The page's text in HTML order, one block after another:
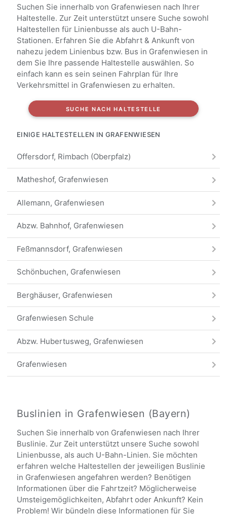
Suchen Sie innerhalb von Grafenwiesen nach Ihrer
Haltestelle. Zur Zeit unterstützt unsere Suche sowohl
Haltestellen für Linienbusse als auch U-Bahn-
Stationen. Erfahren Sie die Abfahrt & Ankunft von
nahezu jedem Linienbus bzw. Bus in Grafenwiesen in
dem Sie Ihre passende Haltestelle auswählen. So
einfach kann es sein seinen Fahrplan für Ihre
Verkehrsmittel in Grafenwiesen zu erhalten.
SUCHE NACH HALTESTELLE
EINIGE HALTESTELLEN IN GRAFENWIESEN
Offersdorf, Rimbach (Oberpfalz)
Matheshof, Grafenwiesen
Allemann, Grafenwiesen
Abzw. Bahnhof, Grafenwiesen
Feßmannsdorf, Grafenwiesen
Schönbuchen, Grafenwiesen
Berghäuser, Grafenwiesen
Grafenwiesen Schule
Abzw. Hubertusweg, Grafenwiesen
Grafenwiesen
Zellerthal
Alle Haltestellen
Buslinien in Grafenwiesen (Bayern)
Suchen Sie innerhalb von Grafenwiesen nach Ihrer
Buslinie. Zur Zeit unterstützt unsere Suche sowohl
Linienbusse, als auch U-Bahn-Linien. Sie möchten
erfahren welche Haltestellen der jeweiligen Buslinie
in Grafenwiesen angefahren werden? Benötigen
Informationen über die Fahrtzeit? Möglicherweise
Umsteigemöglichkeiten, Abfahrt oder Ankunft? Kein
Problem! Wir bündeln diese Informationen für Sie